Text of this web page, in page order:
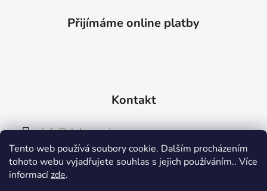
Tento web používá soubory cookie. Dalším procházením
tohoto webu vyjadřujete souhlas s jejich používáním.. Více
informacízde.
Přijímáme online platby
Kontakt
info@cbdmoravia.cz
774498849